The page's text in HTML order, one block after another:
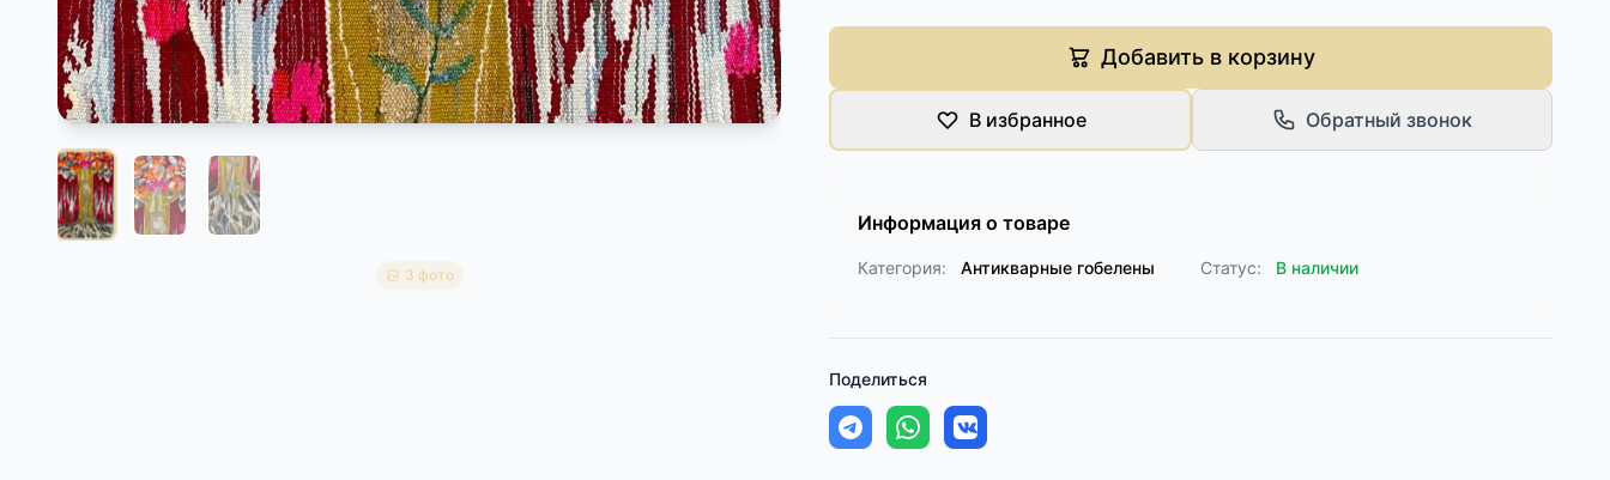
3 фото
Добавить в корзину
В избранное Обратный звонок
Информация о товаре
Категория: Антикварные гобелены Статус: В наличии
Поделиться